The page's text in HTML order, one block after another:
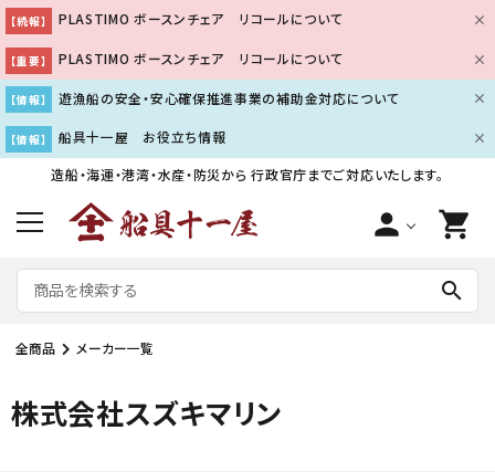
【続報】 PLASTIMO ボースンチェア リコールについて
【重要】 PLASTIMO ボースンチェア リコールについて
【情報】 遊漁船の安全・安心確保推進事業の補助金対応について
【情報】
船具十一屋 お役立ち情報
造船・海運・港湾・水産・防災から行政官庁までご対応いたします。
person shopping_cart
search
全商品 メーカー一覧
株式会社スズキマリン